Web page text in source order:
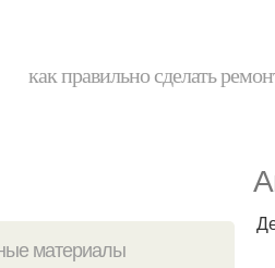
как правильно сделать
материалы